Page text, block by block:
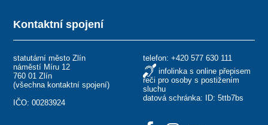
Kontaktní spojení
statutární město Zlín
náměstí Míru 12
760 01 Zlín
(všechna kontaktní spojení)
IČO: 00283924
telefon: +420 577 630 111
infolinka s online přepisem
řeči pro osoby s postižením
sluchu
datová schránka: ID: 5ttb7bs